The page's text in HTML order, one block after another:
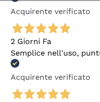
Acquirente verificato
2 Giorni Fa
Semplice nell'uso,
Acquirente verificato